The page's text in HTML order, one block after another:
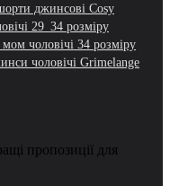
джинсові Cosy
29_34 розміру
чоловічі 34 розміру
чоловічі Grimelange
пропозиції для